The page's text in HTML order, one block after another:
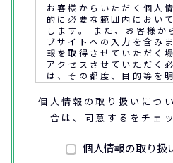
お客様からいただく個人
的に必要な範囲内におい
します。 また、お客様か
ブサイトへの入力を含み
報を取得させていただく
アクセスさせていただく
は、その都度、目的等を
えで取得又はアクセスさ
なお、通話内容の確認や
客様との通話内容を書面
法により記録させていた
個人情報の取り扱いにつ
合は、同意するをチェ
個人情報の取り扱